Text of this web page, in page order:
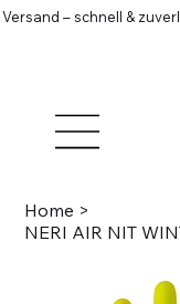
– schnell &
Home >